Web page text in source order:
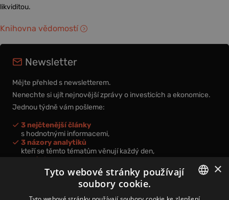
likviditou.
Knihovna vědomostí
Newsletter
Mějte přehled s newsletterem.
Nenechte si ujít nejnovější zprávy o investicích a ekonomice.
Jednou týdně vám pošleme:
3 nejčtenější články
s hodnotnými informacemi,
3 názory analytiků
kteří se těmto tématům věnují každý den,
nová videa a podcasty
k prohloubení vašich znalostí.
CZECH
×
Tyto webové stránky používají
soubory cookie.